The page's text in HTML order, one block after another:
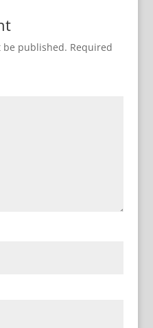
be published. Required